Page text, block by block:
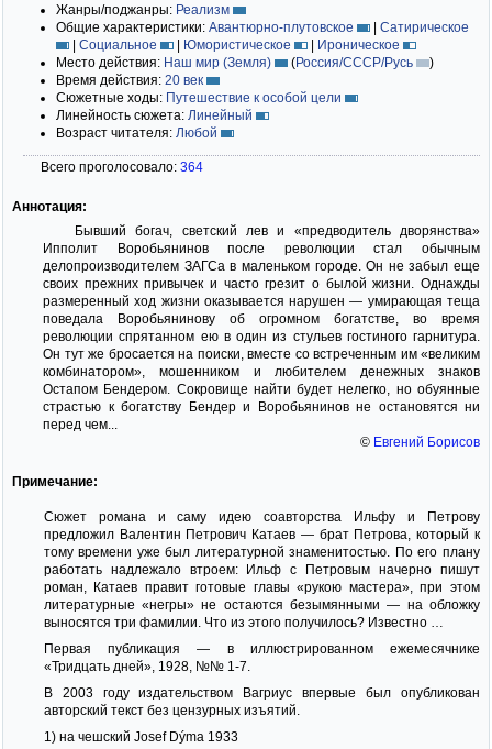
Жанры/поджанры: Реализм
Общие характеристики: Авантюрно-плутовское | Сатирическое
| Социальное | Юмористическое | Ироническое
Место действия: Наш мир (Земля) (Россия/СССР/Русь
)
Время действия: 20 век
Сюжетные ходы: Путешествие к особой цели
Линейность сюжета: Линейный
Возраст читателя: Любой
Всего проголосовало: 364
Аннотация:
Бывший богач, светский лев и «предводитель дворянства»
Ипполит Воробьянинов после революции стал обычным
делопроизводителем ЗАГСа в маленьком городе. Он не забыл еще
своих прежних привычек и часто грезит о былой жизни. Однажды
размеренный ход жизни оказывается нарушен — умирающая теща
поведала Воробьянинову об огромном богатстве, во время
революции спрятанном ею в один из стульев гостиного гарнитура.
Он тут же бросается на поиски, вместе со встреченным им «великим
комбинатором», мошенником и любителем денежных знаков
Остапом Бендером. Сокровище найти будет нелегко, но обуянные
страстью к богатству Бендер и Воробьянинов не остановятся ни
перед чем...
© Евгений Борисов
Примечание:
Сюжет романа и саму идею соавторства Ильфу и Петрову
предложил Валентин Петрович Катаев — брат Петрова, который к
тому времени уже был литературной знаменитостью. По его плану
работать надлежало втроем: Ильф с Петровым начерно пишут
роман, Катаев правит готовые главы «рукою мастера», при этом
литературные «негры» не остаются безымянными — на обложку
выносятся три фамилии. Что из этого получилось? Известно …
Первая публикация — в иллюстрированном ежемесячнике
«Тридцать дней», 1928, №№ 1-7.
В 2003 году издательством Вагриус впервые был опубликован
авторский текст без цензурных изъятий.
1) на чешский Josef Dýma 1933